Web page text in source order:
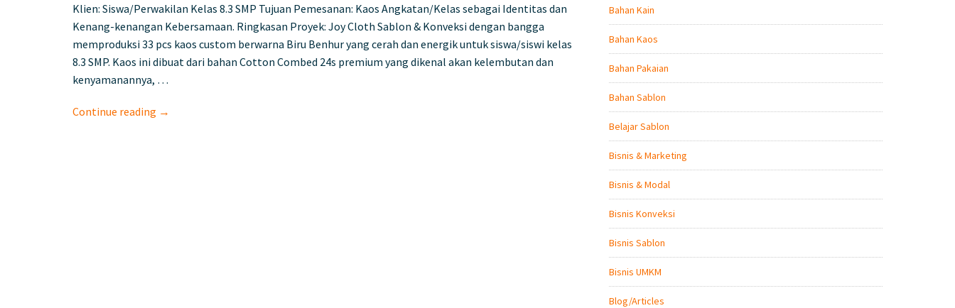
Klien: Siswa/Perwakilan Kelas 8.3 SMP Tujuan Pemesanan: Kaos Angkatan/Kelas sebagai Identitas dan
Kenang-kenangan Kebersamaan. Ringkasan Proyek: Joy Cloth Sablon & Konveksi dengan bangga
memproduksi 33 pcs kaos custom berwarna Biru Benhur yang cerah dan energik untuk siswa/siswi kelas
8.3 SMP. Kaos ini dibuat dari bahan Cotton Combed 24s premium yang dikenal akan kelembutan dan
kenyamanannya, …
Continue reading →
Bahan Kain
Bahan Kaos
Bahan Pakaian
Bahan Sablon
Belajar Sablon
Bisnis & Marketing
Bisnis & Modal
Bisnis Konveksi
Bisnis Sablon
Bisnis UMKM
Blog/Articles